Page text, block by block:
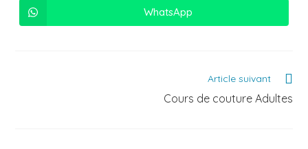
WhatsApp
Article suivant
Cours de couture Adultes